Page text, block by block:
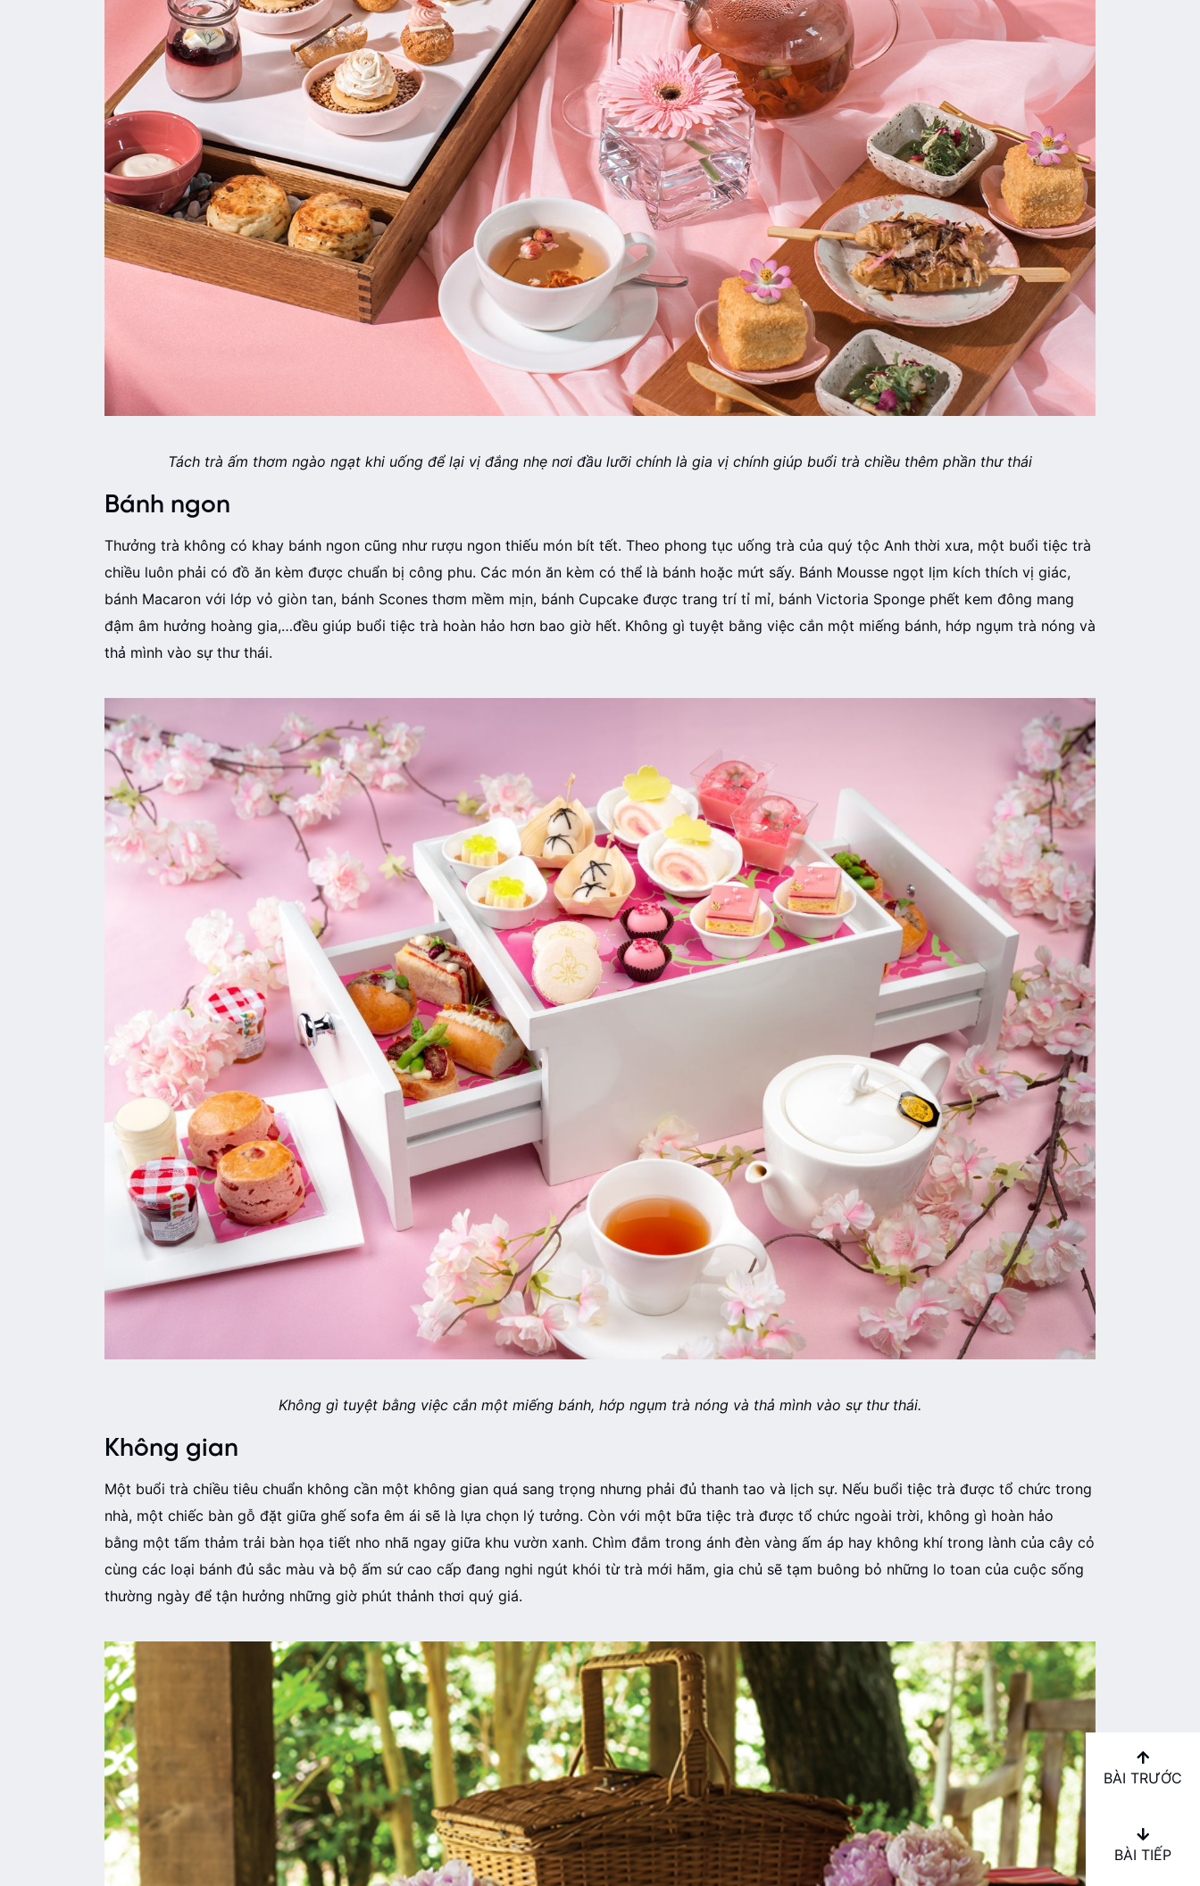
Tách trà ấm thơm ngào ngạt khi uống để lại vị đắng nhẹ nơi đầu lưỡi chính là gia vị chính giúp buổi trà chiều thêm phần thư thái
Bánh ngon
Thưởng trà không có khay bánh ngon cũng như rượu ngon thiếu món bít tết. Theo phong tục uống trà của quý tộc Anh thời xưa, một buổi tiệc trà
chiều luôn phải có đồ ăn kèm được chuẩn bị công phu. Các món ăn kèm có thể là bánh hoặc mứt sấy. Bánh Mousse ngọt lịm kích thích vị giác,
bánh Macaron với lớp vỏ giòn tan, bánh Scones thơm mềm mịn, bánh Cupcake được trang trí tỉ mỉ, bánh Victoria Sponge phết kem đông mang
đậm âm hưởng hoàng gia,…đều giúp buổi tiệc trà hoàn hảo hơn bao giờ hết. Không gì tuyệt bằng việc cắn một miếng bánh, hớp ngụm trà nóng và
thả mình vào sự thư thái.
Không gì tuyệt bằng việc cắn một miếng bánh, hớp ngụm trà nóng và thả mình vào sự thư thái.
Không gian
Một buổi trà chiều tiêu chuẩn không cần một không gian quá sang trọng nhưng phải đủ thanh tao và lịch sự. Nếu buổi tiệc trà được tổ chức trong
nhà, một chiếc bàn gỗ đặt giữa ghế sofa êm ái sẽ là lựa chọn lý tưởng. Còn với một bữa tiệc trà được tổ chức ngoài trời, không gì hoàn hảo
bằng một tấm thảm trải bàn họa tiết nho nhã ngay giữa khu vườn xanh. Chìm đắm trong ánh đèn vàng ấm áp hay không khí trong lành của cây cỏ
cùng các loại bánh đủ sắc màu và bộ ấm sứ cao cấp đang nghi ngút khói từ trà mới hãm, gia chủ sẽ tạm buông bỏ những lo toan của cuộc sống
thường ngày để tận hưởng những giờ phút thảnh thơi quý giá.
BÀI TRƯỚC
BÀI TIẾP